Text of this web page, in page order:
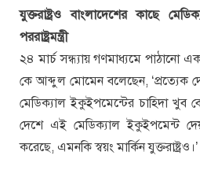
যুক্তরাষ্ট্রও বাংলাদেশের কাছে
পররাষ্ট্রমন্ত্রী
২৪ মার্চ সন্ধ্যায় গণমাধ্যমে পাঠানো এক
কে আব্দুল মোমেন বলেছেন, ‘প্রত্যেক
মেডিক্যাল ইকুইপমেন্টের চাহিদা খুব
দেশে এই মেডিক্যাল ইকুইপমেন্ট
করেছে, এমনকি স্বয়ং মার্কিন